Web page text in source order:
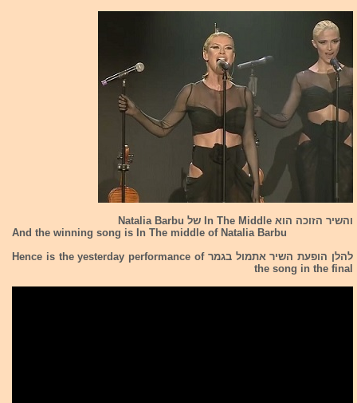
והשיר הזוכה הוא In The Middle של Natalia Barbu
And the winning song is In The middle of Natalia Barbu
להלן הופעת השיר אתמול בגמר Hence is the yesterday performance of
the song in the final